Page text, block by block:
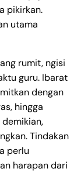
pikirkan.
utama
rumit, ngisi
guru. Ibarat
dengan
hingga
Tindakan
perlu
harapan dari